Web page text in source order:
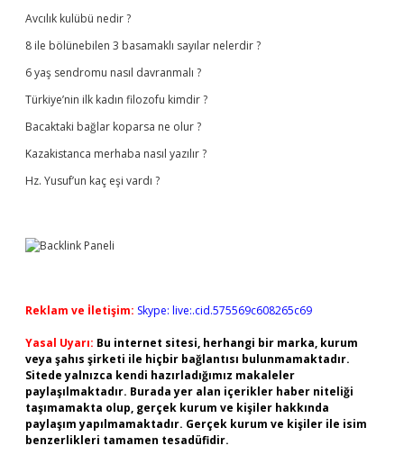
Avcılık kulübü nedir ?
8 ile bölünebilen 3 basamaklı sayılar nelerdir ?
6 yaş sendromu nasıl davranmalı ?
Türkiye’nin ilk kadın filozofu kimdir ?
Bacaktaki bağlar koparsa ne olur ?
Kazakistanca merhaba nasıl yazılır ?
Hz. Yusuf’un kaç eşi vardı ?
Reklam ve İletişim: Skype: live:.cid.575569c608265c69
Yasal Uyarı: Bu internet sitesi, herhangi bir marka, kurum
veya şahıs şirketi ile hiçbir bağlantısı bulunmamaktadır.
Sitede yalnızca kendi hazırladığımız makaleler
paylaşılmaktadır. Burada yer alan içerikler haber niteliği
taşımamakta olup, gerçek kurum ve kişiler hakkında
paylaşım yapılmamaktadır. Gerçek kurum ve kişiler ile isim
benzerlikleri tamamen tesadüfidir.